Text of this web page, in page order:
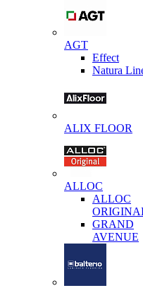
AGT
Effect
Natura
ALIX FLOOR
ALLOC
ALLOC
GRAND
AVENUE